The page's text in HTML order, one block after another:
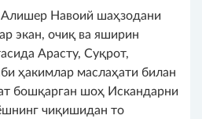
Алишер Навоий шаҳзодани
экан, очиқ ва яширин
Арасту, Суқрот,
ҳакимлар маслаҳати билан
бошқарган шоҳ Искандарни
чиқишидан то